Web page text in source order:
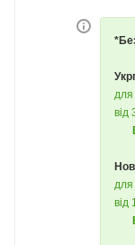
для
від
для
від